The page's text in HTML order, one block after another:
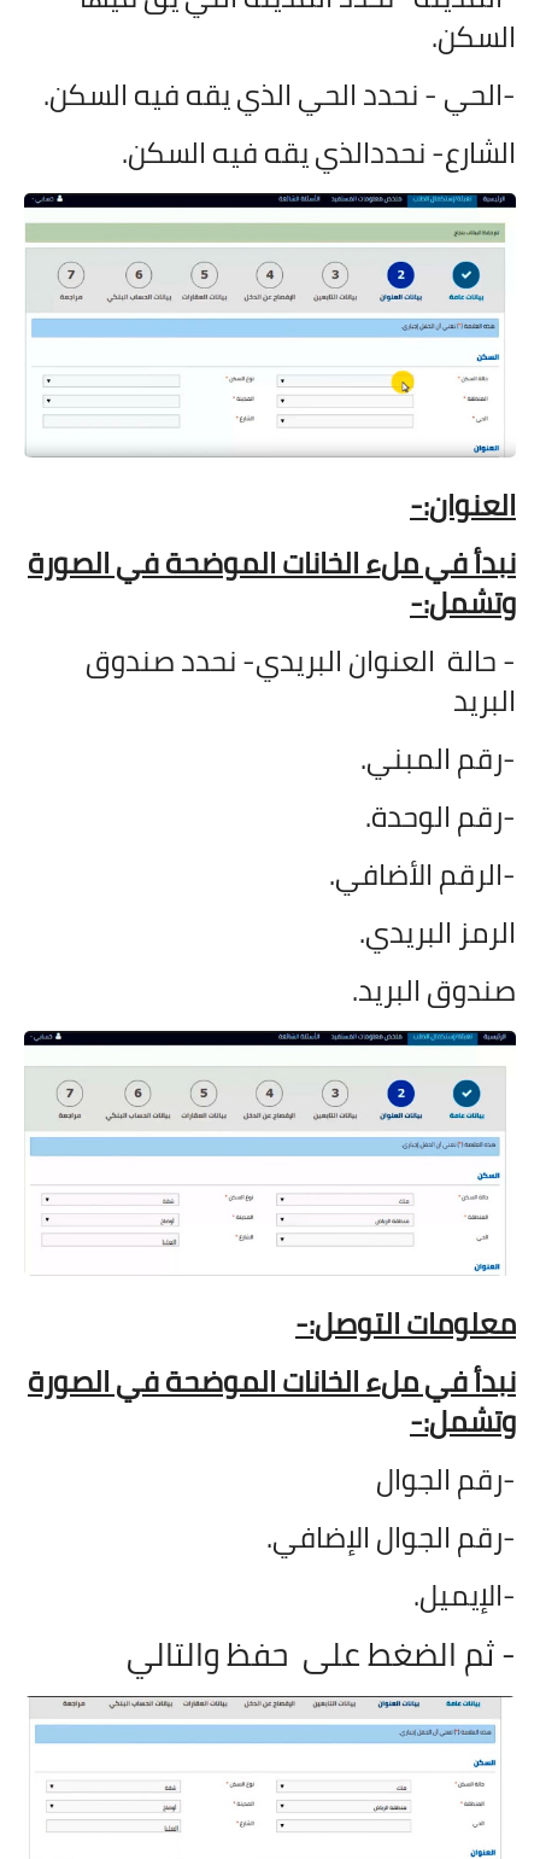
السكن.
-الحي - نحدد الحي الذي يقه فيه السكن.
الشارع- نحددالذي يقه فيه السكن.
العنوان:-
نبدأ في ملء الخانات الموضحة في الصورة
وتشمل:-
- حالة العنوان البريدي- نحدد صندوق
البريد
-رقم المبني.
-رقم الوحدة.
-الرقم الأضافي.
الرمز البريدي.
صندوق البريد.
معلومات التوصل:-
نبدأ في ملء الخانات الموضحة في الصورة
وتشمل:-
-رقم الجوال
-رقم الجوال الإضافي.
-الإيميل.
- ثم الضغط على حفظ والتالي